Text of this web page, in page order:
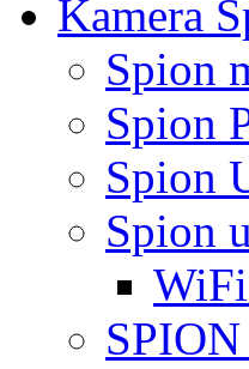
Kamera
Spion
Spion
Spion
Spion